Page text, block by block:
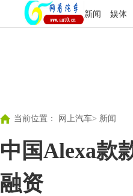
新闻 娱体
当前位置： 网上汽车> 新闻
中国Alexa款
融资